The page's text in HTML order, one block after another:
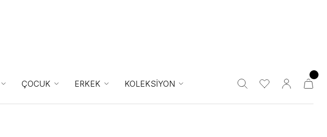
ÇOCUK ERKEK KOLEKSİYON